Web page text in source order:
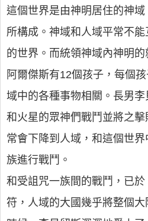
這個世界是由神明居住的神
所構成。神域和人域平常不
的世界。而統領神域內神明的
阿爾傑斯有12個孩子，每個
域中的各種事物相關。長男
和火星的眾神們戰鬥並將之
常會下降到人域，和這個世
族進行戰鬥。
和受詛咒一族間的戰鬥，已
符，人域的大國幾乎將整個